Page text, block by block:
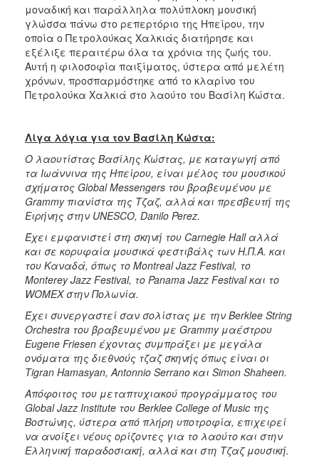
μοναδική και παράλληλα πολύπλοκη μουσική
γλώσσα πάνω στο ρεπερτόριο της Ηπείρου, την
οποία ο Πετρολούκας Χαλκιάς διατήρησε και
εξέλιξε περαιτέρω όλα τα χρόνια της ζωής του.
Αυτή η φιλοσοφία παιξίματος, ύστερα από μελέτη
χρόνων, προσπαρμόστηκε από το κλαρίνο του
Πετρολούκα Χαλκιά στο λαούτο του Βασίλη Κώστα.
Λίγα λόγια για τον Βασίλη Κώστα:
Ο λαουτίστας Βασίλης Κώστας, με καταγωγή από
τα Ιωάννινα της Ηπείρου, είναι μέλος του μουσικού
σχήματος Global Messengers του βραβευμένου με
Grammy πιανίστα της Τζαζ, αλλά και πρεσβευτή της
Ειρήνης στην UNESCO, Danilo Perez.
Έχει εμφανιστεί στη σκηνή του Carnegie Hallαλλά
και σε κορυφαία μουσικά φεστιβάλς των Η.Π.Α. και
του Καναδά, όπως το Montreal Jazz Festival, το
Monterey Jazz Festival, το Panama Jazz Festivalκαι το
WOMEXστην Πολωνία.
Έχει συνεργαστεί σαν σολίστας με την Berklee String
Orchestra του βραβευμένου με Grammyμαέστρου
Eugene Friesen έχοντας συμπράξει με μεγάλα
ονόματα της διεθνούς τζαζ σκηνής όπως είναι οι
Tigran Hamasyan, Αntonnio Serrano και Simon Shaheen.
Απόφοιτος του μεταπτυχιακού προγράμματος του
Global Jazz Institute του Berklee College of Music της
Βοστώνης, ύστερα από πλήρη υποτροφία, επιχειρεί
να ανοίξει νέους ορίζοντες για το λαούτο και στην
Ελληνική παραδοσιακή, αλλά και στη Τζαζ μουσική.